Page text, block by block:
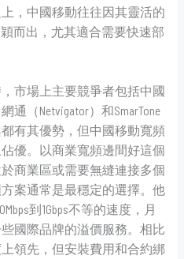
，中國移動往往因其靈活的
而出，尤其適合需要快速部
市場上主要競爭者包括中國
通（Netvigator）和SmarTone
有其優勢，但中國移動寬頻
優。以商業寬頻邊間好這個
商業區或需要無縫連接多個
案通常是最穩定的選擇。他
到1Gbps不等的速度，月
國際品牌的溢價服務。相比
上領先，但安裝費用和合約綁